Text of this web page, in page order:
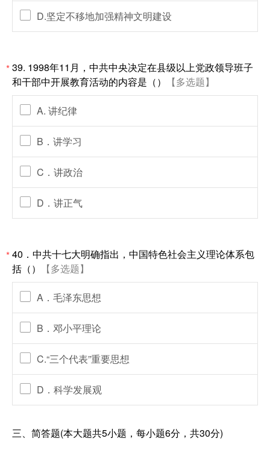
D.坚定不移地加强精神文明建设
*39. 1998年11月，中共中央决定在县级以上党政领导班子
和干部中开展教育活动的内容是（）
【多选题】
A. 讲纪律
B．讲学习
C．讲政治
D．讲正气
*40．中共十七大明确指出，中国特色社会主义理论体系包
括（）
【多选题】
A．毛泽东思想
B．邓小平理论
C.“三个代表”重要思想
D．科学发展观
三、简答题(本大题共5小题，每小题6分，共30分)